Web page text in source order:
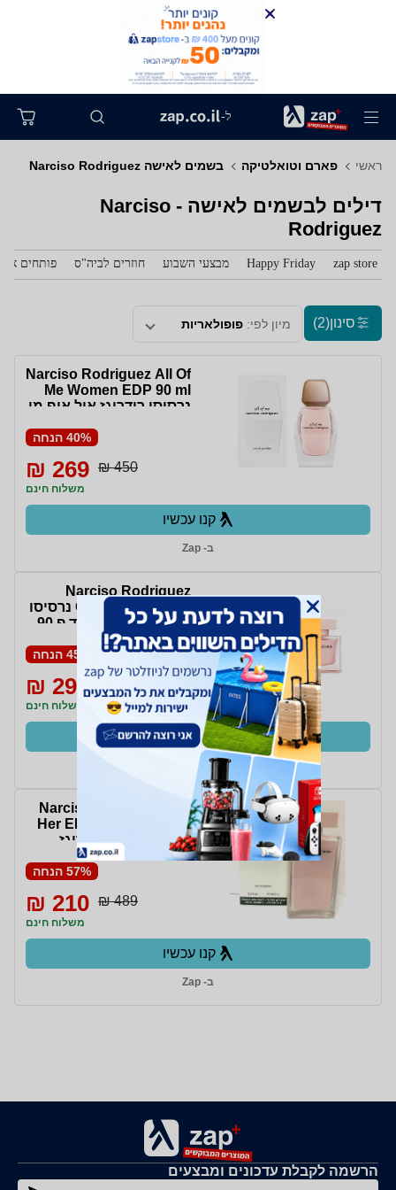
ל-
ראשי פארם וטואלטיקה בשמים לאישה Narciso Rodriguez
דילים לבשמים לאישה - Narciso
Rodriguez
zap store
Happy Friday מבצעי השבוע חוזרים לביה"ס פותחים את
סינון(2) מיון לפי: פופולאריות
Narciso Rodriguez All Of
Me Women EDP 90 ml
נרסיסו רודריגז אול אוף מי
40% הנחה
450 ₪
269 ₪
משלוח חינם
קנו עכשיו
ב- Zap
Narciso Rodriguez
Cristal EDP 90 ml נרסיסו
רודריגז קריסטל א.ד.פ 90
מ"ל
45% הנחה
549 ₪
299 ₪
משלוח חינם
קנו עכשיו
ב- Zap
Narciso Rodriguez For
Her EDP 100 ML Tester
טסטר נרסיסו רודריגז
א.ד.פ 100 מ''ל בושם
57% הנחה
489 ₪
210 ₪
משלוח חינם
קנו עכשיו
ב- Zap
הרשמה לקבלת עדכונים ומבצעים